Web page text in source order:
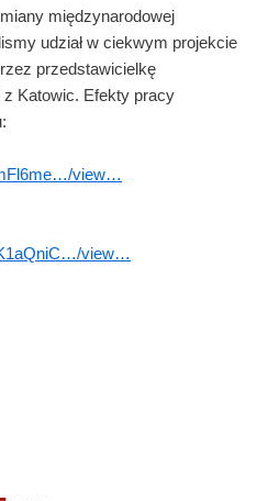
międzynarodowej
udział w ciekwym projekcie
przedstawicielkę
Katowic. Efekty pracy
view…
view…